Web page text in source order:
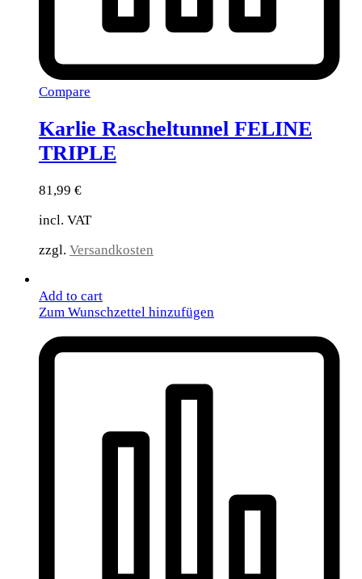
Compare
Karlie Rascheltunnel FELINE
TRIPLE
81,99 €
incl. VAT
zzgl. Versandkosten
Add to cart
Zum Wunschzettel hinzufügen